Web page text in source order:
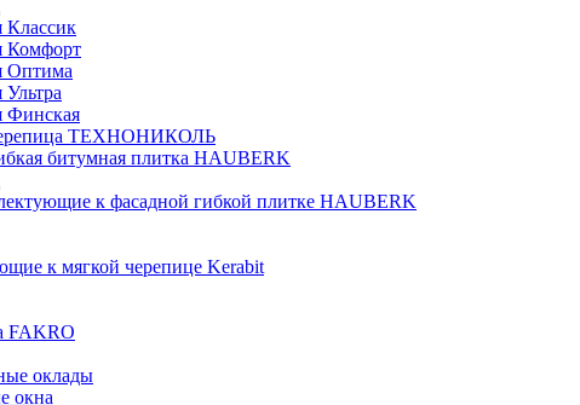
Классик
Комфорт
Оптима
Финская
ТЕХНОНИКОЛЬ
битумная плитка HAUBERK
к фасадной гибкой плитке HAUBERK
к мягкой черепице Kerabit
FAKRO
оклады
окна